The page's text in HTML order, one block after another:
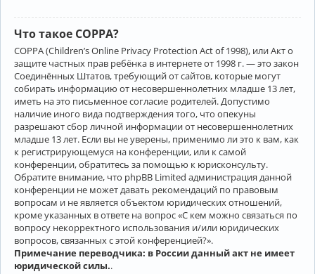
Что такое COPPA?
COPPA (Children’s Online Privacy Protection Act of 1998), или Акт о
защите частных прав ребёнка в интернете от 1998 г. — это закон
Соединённых Штатов, требующий от сайтов, которые могут
собирать информацию от несовершеннолетних младше 13 лет,
иметь на это письменное согласие родителей. Допустимо
наличие иного вида подтверждения того, что опекуны
разрешают сбор личной информации от несовершеннолетних
младше 13 лет. Если вы не уверены, применимо ли это к вам, как
к регистрирующемуся на конференции, или к самой
конференции, обратитесь за помощью к юрисконсульту.
Обратите внимание, что phpBB Limited администрация данной
конференции не может давать рекомендаций по правовым
вопросам и не является объектом юридических отношений,
кроме указанных в ответе на вопрос «С кем можно связаться по
вопросу некорректного использования и/или юридических
вопросов, связанных с этой конференцией?».
Примечание переводчика: в России данный акт не имеет
юридической силы..